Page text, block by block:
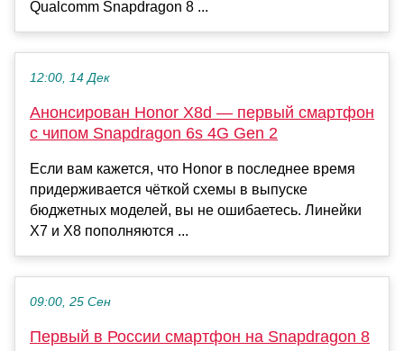
Qualcomm Snapdragon 8 ...
12:00, 14 Дек
Анонсирован Honor X8d — первый смартфон
с чипом Snapdragon 6s 4G Gen 2
Если вам кажется, что Honor в последнее время
придерживается чёткой схемы в выпуске
бюджетных моделей, вы не ошибаетесь. Линейки
X7 и X8 пополняются ...
09:00, 25 Сен
Первый в России смартфон на Snapdragon 8